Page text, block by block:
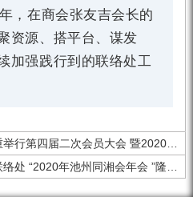
，在商会张友吉会长的
资源、搭平台、谋发
加强践行到的联络处工
四届二次会员大会 暨2020年迎新年团拜会
“2020年池州同湘会年会 ”隆重举行